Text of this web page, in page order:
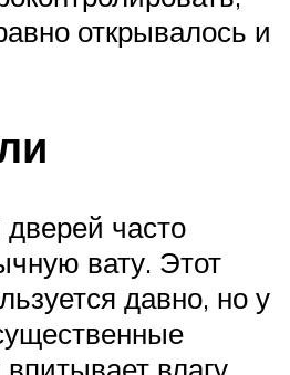
открывалось и
часто
вату. Этот
давно, но у